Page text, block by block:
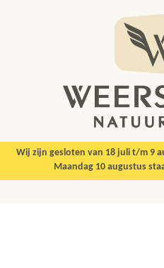
Wij zijn gesloten van 18 juli t/m 9
Maandag 10 augustus